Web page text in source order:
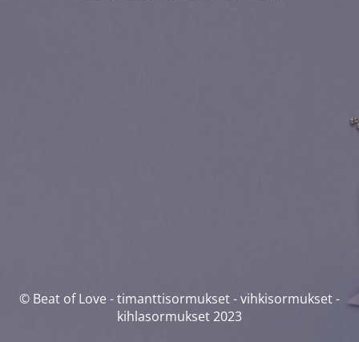
© Beat of Love - timanttisormukset - vihkisormukset -
kihlasormukset 2023